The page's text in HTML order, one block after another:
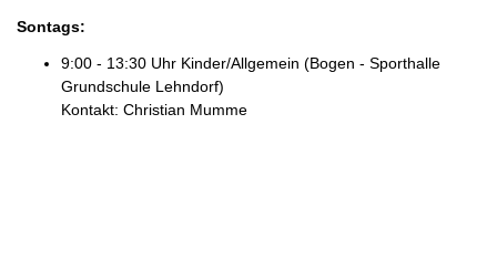
Sontags:
9:00 - 13:30 Uhr Kinder/Allgemein (Bogen - Sporthalle
Grundschule Lehndorf)
Kontakt: Christian Mumme